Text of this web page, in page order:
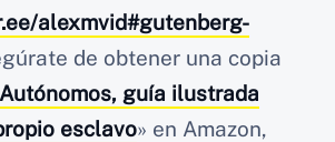
alexmvid#gutenberg-
de obtener una copia
Autónomos, guía ilustrada
esclavo» en Amazon,